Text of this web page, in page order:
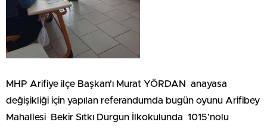
MHP Arifiye ilçe Başkan’ı Murat YÖRDAN anayasa
değişikliği için yapılan referandumda bugün oyunu Arifibey
Mahallesi Bekir Sıtkı Durgun İlkokulunda 1015’nolu